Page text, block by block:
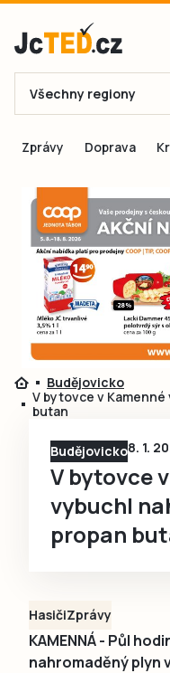
E-mail
Ještě
Všechny regiony
Zprávy Doprava
Budějovicko
V bytovce v
butan
Budějovicko8. 1.
V bytovce
vybuchl
propan
HasičiZprávy
KAMENNÁ - Půl
nahromaděný plyn